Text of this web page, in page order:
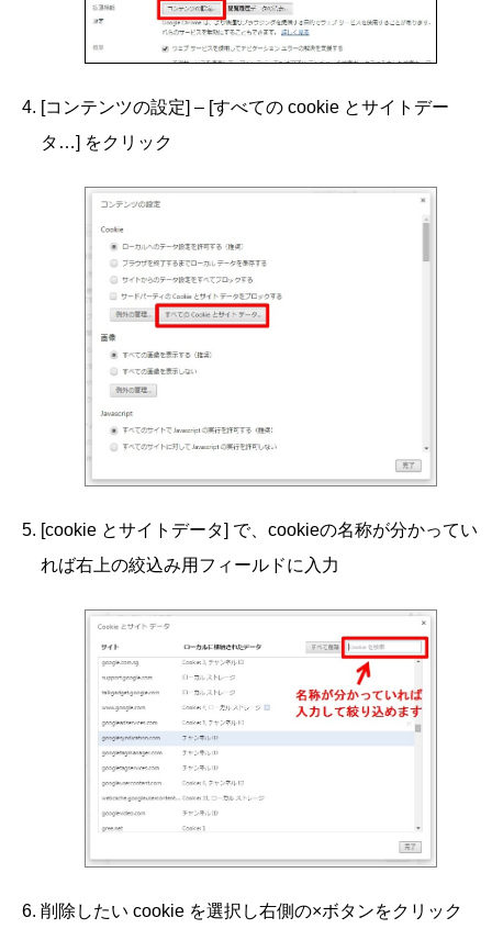
[コンテンツの設定] – [すべての cookie とサイトデー
タ…] をクリック
[cookie とサイトデータ] で、cookieの名称が分かってい
れば右上の絞込み用フィールドに入力
削除したい cookie を選択し右側の×ボタンをクリック